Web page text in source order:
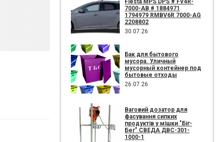
Fiesta MPS DPS # FV4R-
7000-AB # 1884971
1794979 RMBV6R 7000-AG
2208802
30.07.26
Бак для бытового
мусора. Уличный
мусорный контейнер под
бытовые отходы
26.07.26
Ваговий дозатор для
фасування сипких
продуктів у мішки "Біг-
Бег" СВЕДА ДВС-301-
1000-1